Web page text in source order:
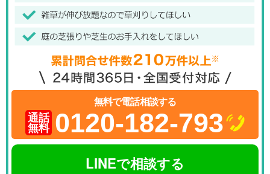
無料で電話相談する
通話
無料 0120-182-793
LINEで相談する